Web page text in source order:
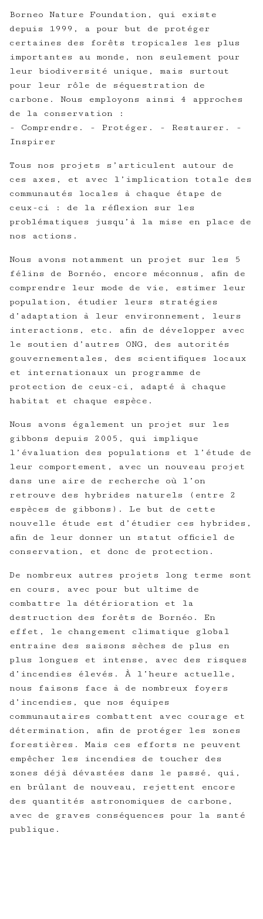
Borneo Nature Foundation, qui existe
depuis 1999, a pour but de protéger
certaines des forêts tropicales les plus
importantes au monde, non seulement pour
leur biodiversité unique, mais surtout
pour leur rôle de séquestration de
carbone. Nous employons ainsi 4 approches
de la conservation :
- Comprendre. - Protéger. - Restaurer. -
Inspirer
Tous nos projets s’articulent autour de
ces axes, et avec l’implication totale des
communautés locales à chaque étape de
ceux-ci : de la réflexion sur les
problématiques jusqu’à la mise en place de
nos actions.
Nous avons notamment un projet sur les 5
félins de Bornéo, encore méconnus, afin de
comprendre leur mode de vie, estimer leur
population, étudier leurs stratégies
d’adaptation à leur environnement, leurs
interactions, etc. afin de développer avec
le soutien d’autres ONG, des autorités
gouvernementales, des scientifiques locaux
et internationaux un programme de
protection de ceux-ci, adapté à chaque
habitat et chaque espèce.
Nous avons également un projet sur les
gibbons depuis 2005, qui implique
l’évaluation des populations et l’étude de
leur comportement, avec un nouveau projet
dans une aire de recherche où l’on
retrouve des hybrides naturels (entre 2
espèces de gibbons). Le but de cette
nouvelle étude est d’étudier ces hybrides,
afin de leur donner un statut officiel de
conservation, et donc de protection.
De nombreux autres projets long terme sont
en cours, avec pour but ultime de
combattre la détérioration et la
destruction des forêts de Bornéo. En
effet, le changement climatique global
entraine des saisons sèches de plus en
plus longues et intense, avec des risques
d’incendies élevés. À l’heure actuelle,
nous faisons face à de nombreux foyers
d’incendies, que nos équipes
communautaires combattent avec courage et
détermination, afin de protéger les zones
forestières. Mais ces efforts ne peuvent
empêcher les incendies de toucher des
zones déjà dévastées dans le passé, qui,
en brûlant de nouveau, rejettent encore
des quantités astronomiques de carbone,
avec de graves conséquences pour la santé
publique.